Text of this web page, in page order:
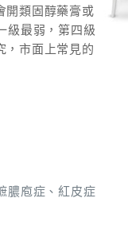
開類固醇藥膏或
級最弱，第四級
，市面上常見的
膿庖症、紅皮症